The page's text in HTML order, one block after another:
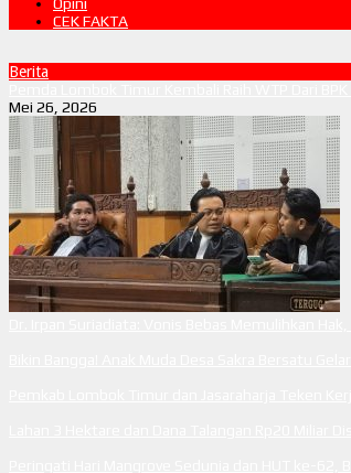
Opini
CEK FAKTA
Berita
Mei 26, 2026